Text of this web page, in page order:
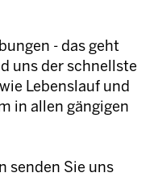
- das geht
uns der schnellste
Lebenslauf und
in allen gängigen
senden Sie uns